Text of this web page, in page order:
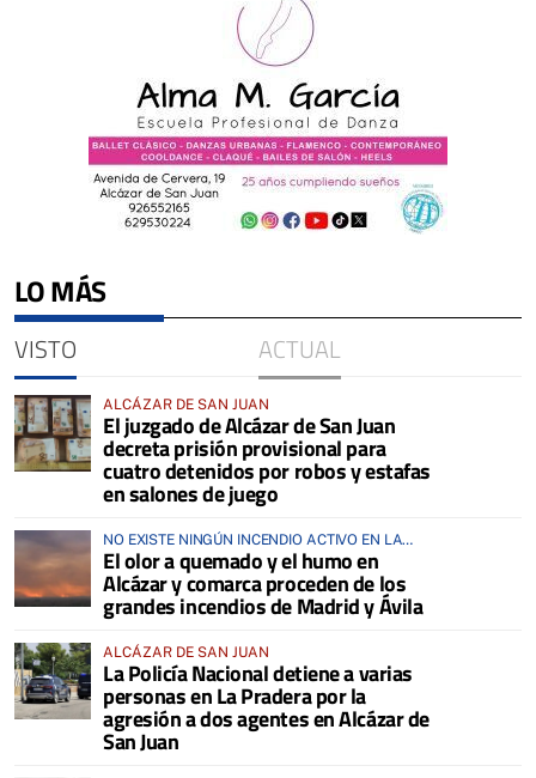
LO MÁS
VISTO ACTUAL
ALCÁZAR DE SAN JUAN
El juzgado de Alcázar de San Juan
decreta prisión provisional para
cuatro detenidos por robos y estafas
en salones de juego
NO EXISTE NINGÚN INCENDIO ACTIVO EN LA
COMARCA
El olor a quemado y el humo en
Alcázar y comarca proceden de los
grandes incendios de Madrid y Ávila
ALCÁZAR DE SAN JUAN
La Policía Nacional detiene a varias
personas en La Pradera por la
agresión a dos agentes en Alcázar de
San Juan